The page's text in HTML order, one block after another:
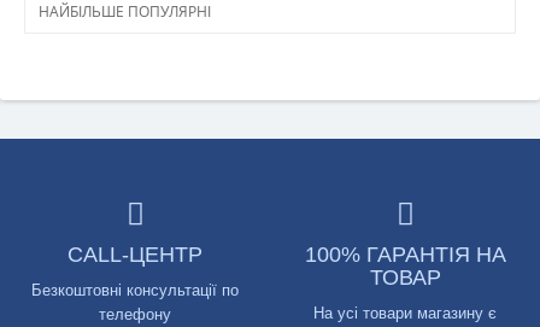
НАЙБІЛЬШЕ ПОПУЛЯРНІ
CALL-ЦЕНТР
Безкоштовні консультації по
телефону
100% ГАРАНТІЯ НА
ТОВАР
На усі товари магазину є